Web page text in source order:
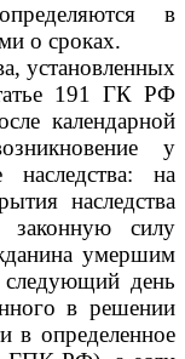
в
о сроках.
установленных
191 ГК РФ
календарной
у
наследства: на
наследства
силу
умершим
день
в решении
в определенное